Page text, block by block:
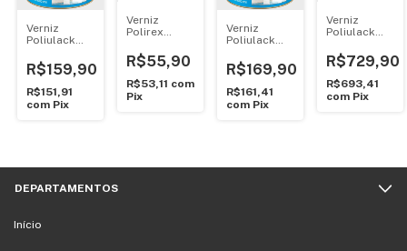
Verniz
Poliulack
Litros -
Sayerlack
R$159,90
R$151,91
com Pix
Verniz
Polirex
900ml -
Sayerlack
R$55,90
R$53,11 com
Pix
Verniz
Poliulack
3.6 Litros -
Sayerlack
R$169,90
R$161,41
com Pix
Verniz
Poliulack
Litros -
Sayerlack
R$729,90
R$693,41
com Pix
DEPARTAMENTOS
Início